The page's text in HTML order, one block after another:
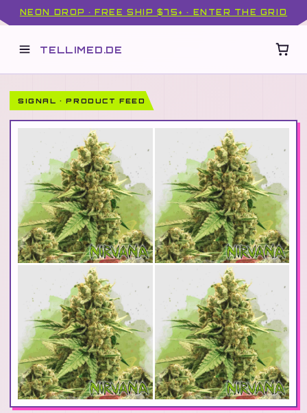
NEON DROP · FREE SHIP $75+ · ENTER THE GRID
TELLIMED.DE
SIGNAL · PRODUCT FEED